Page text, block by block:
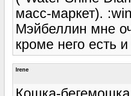
масс-маркет).
Мэйбеллин мне
кроме него есть
Irene